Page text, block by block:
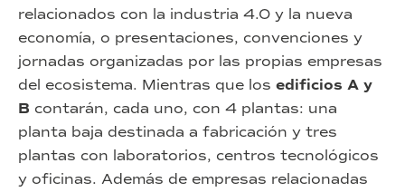
relacionados con la industria 4.0 y la nueva
economía, o presentaciones, convenciones y
jornadas organizadas por las propias empresas
del ecosistema. Mientras que los edificios A y
B contarán, cada uno, con 4 plantas: una
planta baja destinada a fabricación y tres
plantas con laboratorios, centros tecnológicos
y oficinas. Además de empresas relacionadas